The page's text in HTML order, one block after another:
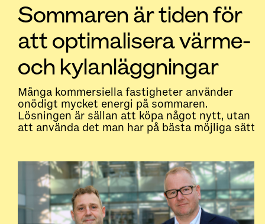
Sommaren är tiden för
att optimalisera värme-
och kylanläggningar
Många kommersiella fastigheter använder
onödigt mycket energi på sommaren.
Lösningen är sällan att köpa något nytt, utan
att använda det man har på bästa möjliga sätt.